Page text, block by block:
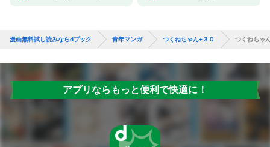
漫画無料試し読みならdブック 青年マンガ つくねちゃん+３０ つくねちゃ
アプリならもっと便利で快適に！